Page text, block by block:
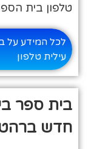
טלפון בית הספר: 02-
לכל המידע על
עילית טלפון
בית ספר
חדש ברהט